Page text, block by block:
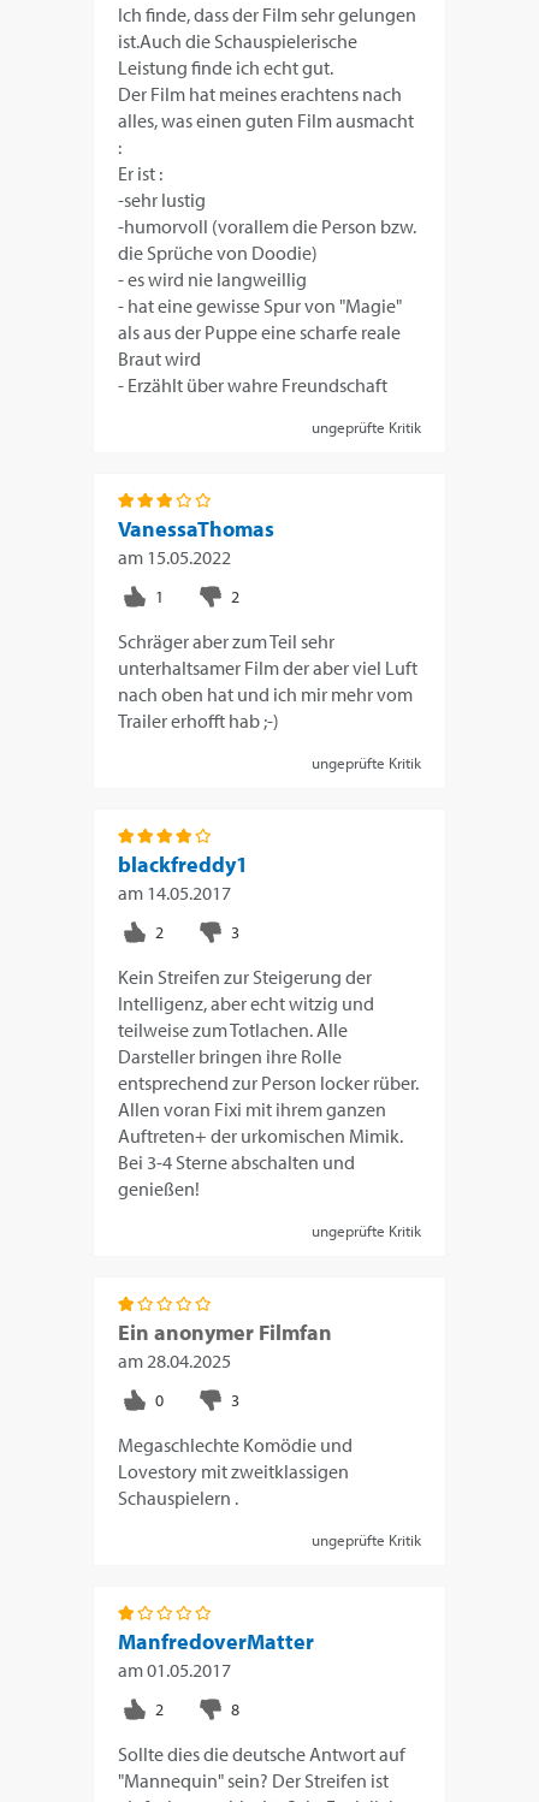
Ich finde, dass der Film sehr gelungen
ist.Auch die Schauspielerische
Leistung finde ich echt gut.
Der Film hat meines erachtens nach
alles, was einen guten Film ausmacht
:
Er ist :
-sehr lustig
-humorvoll (vorallem die Person bzw.
die Sprüche von Doodie)
- es wird nie langweillig
- hat eine gewisse Spur von "Magie"
als aus der Puppe eine scharfe reale
Braut wird
- Erzählt über wahre Freundschaft
ungeprüfte Kritik
VanessaThomas
am 15.05.2022
Schräger aber zum Teil sehr
unterhaltsamer Film der aber viel Luft
nach oben hat und ich mir mehr vom
Trailer erhofft hab ;-)
ungeprüfte Kritik
blackfreddy1
am 14.05.2017
Kein Streifen zur Steigerung der
Intelligenz, aber echt witzig und
teilweise zum Totlachen. Alle
Darsteller bringen ihre Rolle
entsprechend zur Person locker rüber.
Allen voran Fixi mit ihrem ganzen
Auftreten+ der urkomischen Mimik.
Bei 3-4 Sterne abschalten und
genießen!
ungeprüfte Kritik
Ein anonymer Filmfan
am 28.04.2025
Megaschlechte Komödie und
Lovestory mit zweitklassigen
Schauspielern .
ungeprüfte Kritik
ManfredoverMatter
am01.05.2017
Sollte dies die deutsche Antwort auf
"Mannequin" sein? Der Streifen ist